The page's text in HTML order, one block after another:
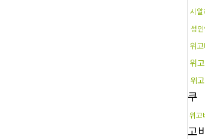
시
성
위
위
위
쿠
위고
고